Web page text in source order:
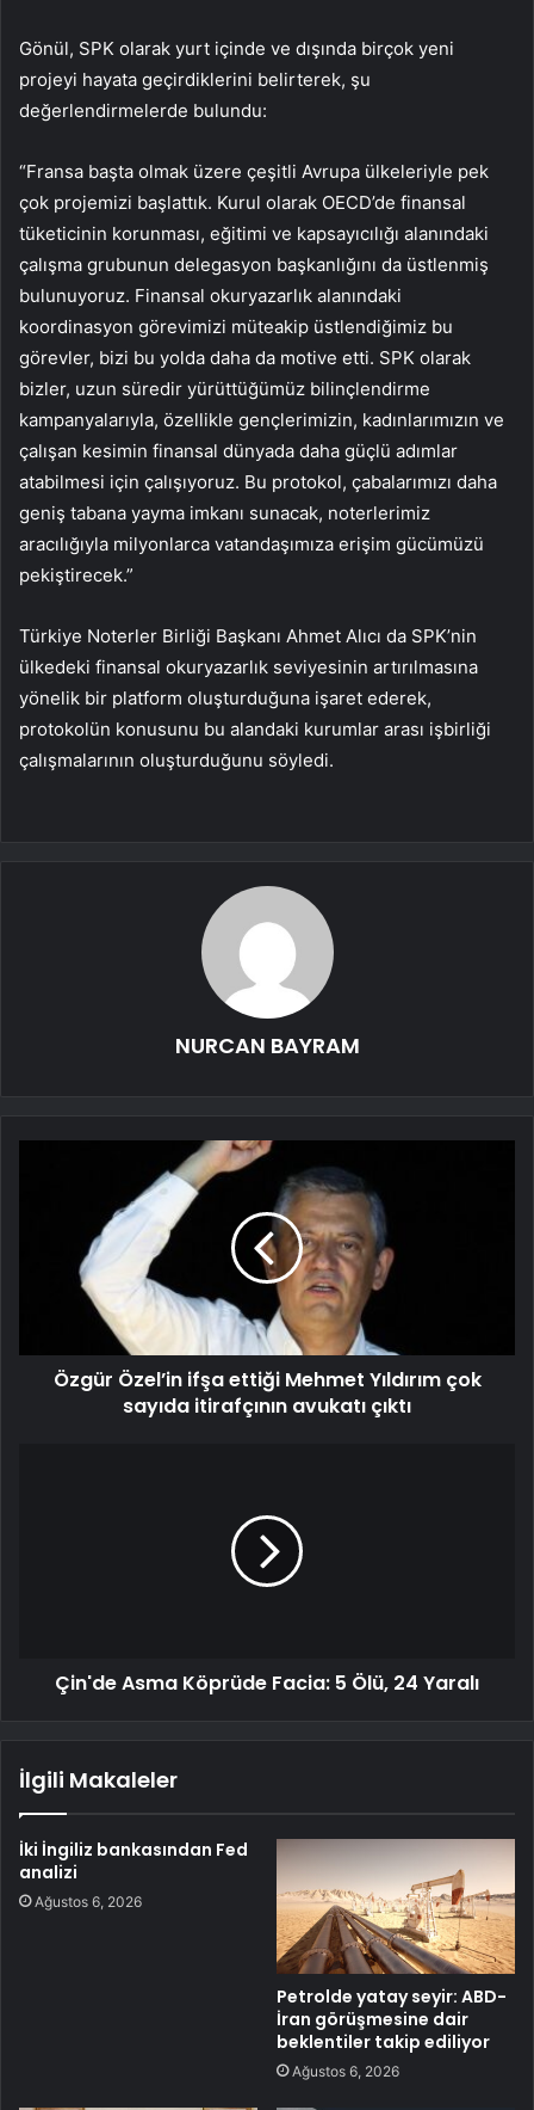
Gönül, SPK olarak yurt içinde ve dışında birçok yeni
projeyi hayata geçirdiklerini belirterek, şu
değerlendirmelerde bulundu:
“Fransa başta olmak üzere çeşitli Avrupa ülkeleriyle pek
çok projemizi başlattık. Kurul olarak OECD’de finansal
tüketicinin korunması, eğitimi ve kapsayıcılığı alanındaki
çalışma grubunun delegasyon başkanlığını da üstlenmiş
bulunuyoruz. Finansal okuryazarlık alanındaki
koordinasyon görevimizi müteakip üstlendiğimiz bu
görevler, bizi bu yolda daha da motive etti. SPK olarak
bizler, uzun süredir yürüttüğümüz bilinçlendirme
kampanyalarıyla, özellikle gençlerimizin, kadınlarımızın ve
çalışan kesimin finansal dünyada daha güçlü adımlar
atabilmesi için çalışıyoruz. Bu protokol, çabalarımızı daha
geniş tabana yayma imkanı sunacak, noterlerimiz
aracılığıyla milyonlarca vatandaşımıza erişim gücümüzü
pekiştirecek.”
Türkiye Noterler Birliği Başkanı Ahmet Alıcı da SPK’nin
ülkedeki finansal okuryazarlık seviyesinin artırılmasına
yönelik bir platform oluşturduğuna işaret ederek,
protokolün konusunu bu alandaki kurumlar arası işbirliği
çalışmalarının oluşturduğunu söyledi.
NURCAN BAYRAM
Özgür Özel’in ifşa ettiği Mehmet Yıldırım çok
sayıda itirafçının avukatı çıktı
Çin'de Asma Köprüde Facia: 5 Ölü, 24 Yaralı
İlgili Makaleler
İki İngiliz bankasından Fed
analizi
Ağustos 6, 2026
Petrolde yatay seyir: ABD-
İran görüşmesine dair
beklentiler takip ediliyor
Ağustos 6, 2026